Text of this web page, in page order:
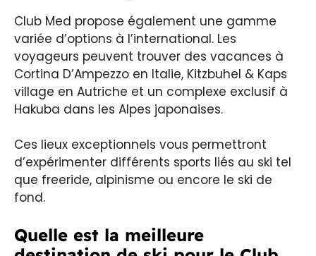
Club Med propose également une gamme
variée d’options à l’international. Les
voyageurs peuvent trouver des vacances à
Cortina D’Ampezzo en Italie, Kitzbuhel & Kaps
village en Autriche et un complexe exclusif à
Hakuba dans les Alpes japonaises.
Ces lieux exceptionnels vous permettront
d’expérimenter différents sports liés au ski tel
que freeride, alpinisme ou encore le ski de
fond.
Quelle est la meilleure